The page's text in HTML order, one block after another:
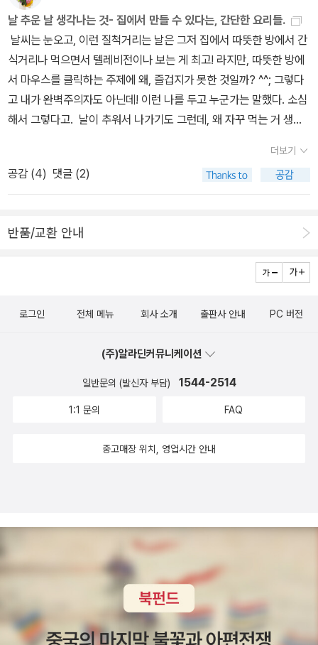
날 추운 날 생각나는 것- 집에서 만들 수 있다는, 간단한 요리들.
날씨는 눈오고, 이런 질척거리는 날은 그저 집에서 따뜻한 방에서 간
식거리나 먹으면서 텔레비전이나 보는 게 최고! 라지만, 따뜻한 방에
서 마우스를 클릭하는 주제에 왜, 즐겁지가 못한 것일까? ^^; 그렇다
고 내가 완벽주의자도 아닌데! 이런 나를 두고 누군가는 말했다. 소심
해서 그렇다고. 날이 추워서 나가기도 그런데, 왜 자꾸 먹는 거 생각
슨 마법의 세계가 아닌이상, 등가교환법칙에 따라서 대가지급은 필수
다. 어머, 고마워요, 로는 절대 끝나지 않을 현금의 법칙! 그러다보면
지갑이 참 빈곤해지고, 몇 번 하다보면, 그냥 굶지 뭐, 로 타협을 보게
고 나면 맛있는 것에 대한 열망은 커지고, 결국 뭔가라도 뒤져 먹을 수
밖에 없다. 그래서 오늘은 여기저기 뒤져서 가정용 요리책 찾아본다.
<나물이네 요리책> 나물이,로 유명한 블로거의 요리책인데,
나와서 알라딘 검색이 되기에 올려봤다. 나물이 책의 좋은 점은 일단
어렵게 생각하지 않고 시작할 수 있다는 점이다. 또한 우리 집처럼 평
범한 집에서 계량하기 좋은 여러가지 도구가 있다는 점도 잘 알게 되
이만큼의 분량이 된다는 것의 표현이 나오니까, 알고나면, 꼭 이 요리
에서 해먹기에 좋을만한 음식들이 간단하게 조리과정을 담은 사진과
가끔 있으니, 사진과 함께 읽으면서 생생하다. (일단 내가 페이퍼를
쓰기 위해서 참고한 책들은 먼저 나온 구간인데, 신간의 내용은 약간
달라졌을지도 모를 일이라, 신간에 대해서는 상품을 다시 참고하시는
게 좋겠다.) 이 책은 사실 우리 엄마가 봐야 한다. 왜냐면, 매일 오늘
반찬은 뭐하나, 하면서 창의력 부족을 탓하시는데, 사실 비슷한 재료
더보기
공감 (4) 댓글 (2)
반품/교환 안내
로그인 전체 메뉴 회사 소개 출판사 안내 PC 버전
(주)알라딘커뮤니케이션
일반문의 (발신자 부담) 1544-2514
1:1 문의 FAQ
중고매장 위치, 영업시간 안내